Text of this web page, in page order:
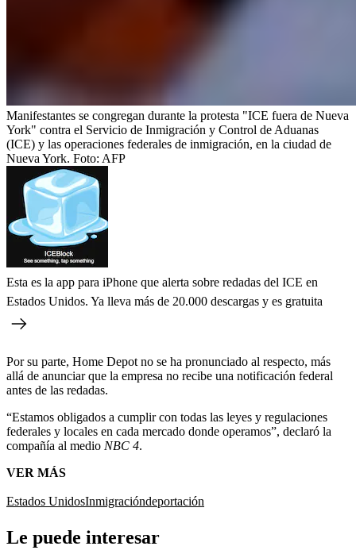
Manifestantes se congregan durante la protesta "ICE fuera de Nueva
York" contra el Servicio de Inmigración y Control de Aduanas
(ICE) y las operaciones federales de inmigración, en la ciudad de
Nueva York. Foto: AFP
Esta es la app para iPhone que alerta sobre redadas del ICE en
Estados Unidos. Ya lleva más de 20.000 descargas y es gratuita
Por su parte, Home Depot no se ha pronunciado al respecto, más
allá de anunciar que la empresa no recibe una notificación federal
antes de las redadas.
“Estamos obligados a cumplir con todas las leyes y regulaciones
federales y locales en cada mercado donde operamos”, declaró la
compañía al medio NBC 4.
VER MÁS
Estados UnidosInmigracióndeportación
Le puede interesar